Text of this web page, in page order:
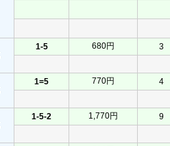
1-5 680円 3
1=5 770円 4
1-5-2 1,770円 9